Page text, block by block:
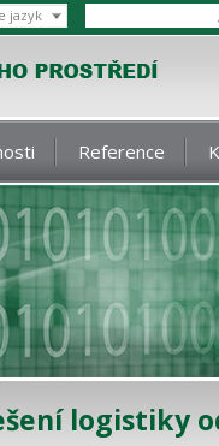
jazyk
Reference
logistiky